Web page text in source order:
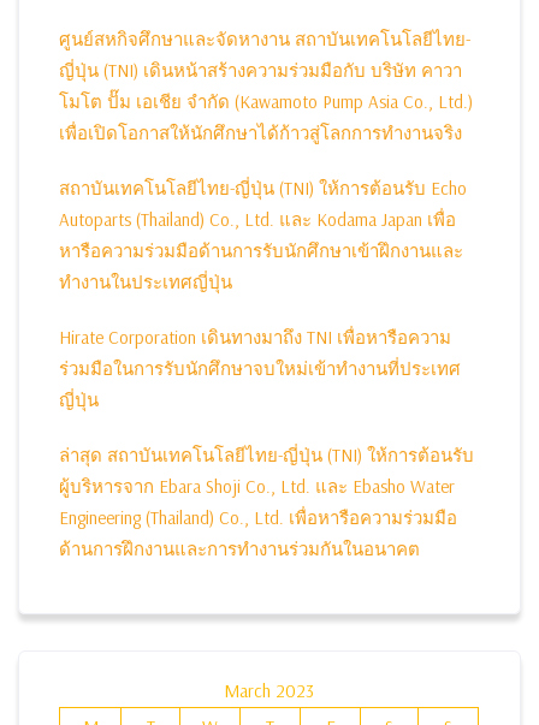
ศูนย์สหกิจศึกษาและจัดหางาน สถาบันเทคโนโลยีไทย-
ญี่ปุ่น (TNI) เดินหน้าสร้างความร่วมมือกับ บริษัท คาวา
โมโต ปั๊ม เอเชีย จำกัด (Kawamoto Pump Asia Co., Ltd.)
เพื่อเปิดโอกาสให้นักศึกษาได้ก้าวสู่โลกการทำงานจริง
สถาบันเทคโนโลยีไทย-ญี่ปุ่น (TNI) ให้การต้อนรับ Echo
Autoparts (Thailand) Co., Ltd. และ Kodama Japan เพื่อ
หารือความร่วมมือด้านการรับนักศึกษาเข้าฝึกงานและ
ทำงานในประเทศญี่ปุ่น
Hirate Corporation เดินทางมาถึง TNI เพื่อหารือความ
ร่วมมือในการรับนักศึกษาจบใหม่เข้าทำงานที่ประเทศ
ญี่ปุ่น
ล่าสุด สถาบันเทคโนโลยีไทย-ญี่ปุ่น (TNI) ให้การต้อนรับ
ผู้บริหารจาก Ebara Shoji Co., Ltd. และ Ebasho Water
Engineering (Thailand) Co., Ltd. เพื่อหารือความร่วมมือ
ด้านการฝึกงานและการทำงานร่วมกันในอนาคต
March 2023